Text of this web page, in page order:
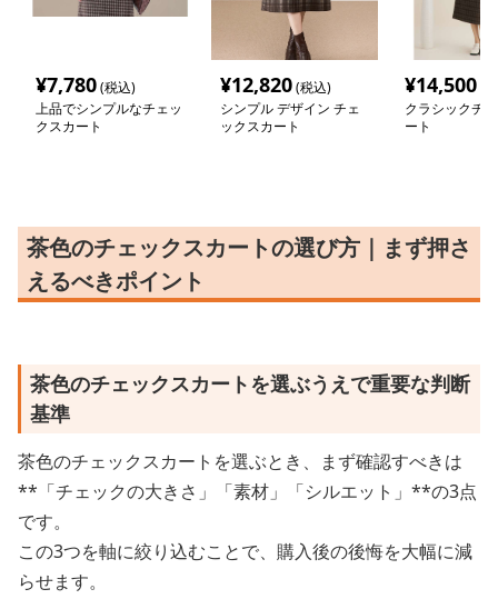
¥7,780(税込)
上品でシンプルなチェッ
クスカート
¥12,820(税込)
シンプル デザイン チェ
ックスカート
¥14,500
クラシックチ
ート
茶色のチェックスカートの選び方｜まず押さ
えるべきポイント
茶色のチェックスカートを選ぶうえで重要な判断
基準
茶色のチェックスカートを選ぶとき、まず確認すべきは
**「チェックの大きさ」「素材」「シルエット」**の3点
です。
この3つを軸に絞り込むことで、購入後の後悔を大幅に減
らせます。